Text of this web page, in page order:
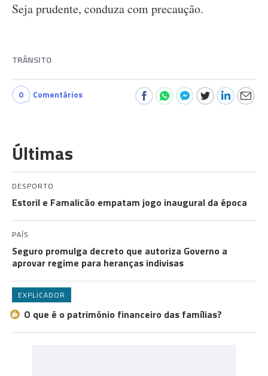
Seja prudente, conduza com precaução.
TRÂNSITO
0 Comentários
Últimas
DESPORTO
Estoril e Famalicão empatam jogo inaugural da época
PAÍS
Seguro promulga decreto que autoriza Governo a
aprovar regime para heranças indivisas
EXPLICADOR
O que é o património financeiro das famílias?